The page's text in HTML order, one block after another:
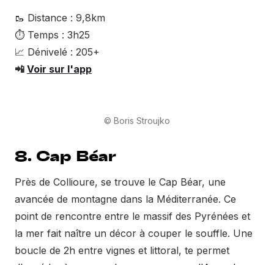
🥾 Distance : 9,8km
⏱ Temps : 3h25
📈 Dénivelé : 205+
📲 Voir sur l'app
© Boris Stroujko
8. Cap Béar
Près de Collioure, se trouve le Cap Béar, une
avancée de montagne dans la Méditerranée. Ce
point de rencontre entre le massif des Pyrénées et
la mer fait naître un décor à couper le souffle. Une
boucle de 2h entre vignes et littoral, te permet